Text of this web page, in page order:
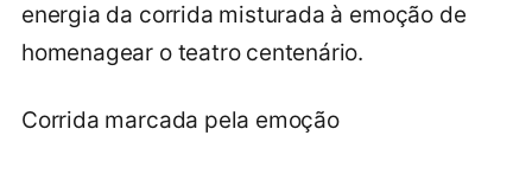
energia da corrida misturada à emoção de
homenagear o teatro centenário.
Corrida marcada pela emoção